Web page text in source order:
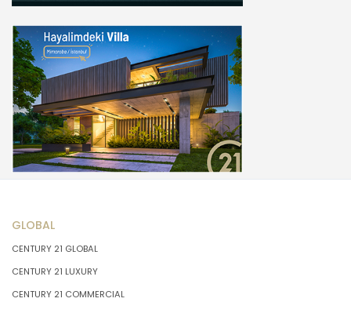
GLOBAL
CENTURY 21 GLOBAL
CENTURY 21 LUXURY
CENTURY 21 COMMERCIAL